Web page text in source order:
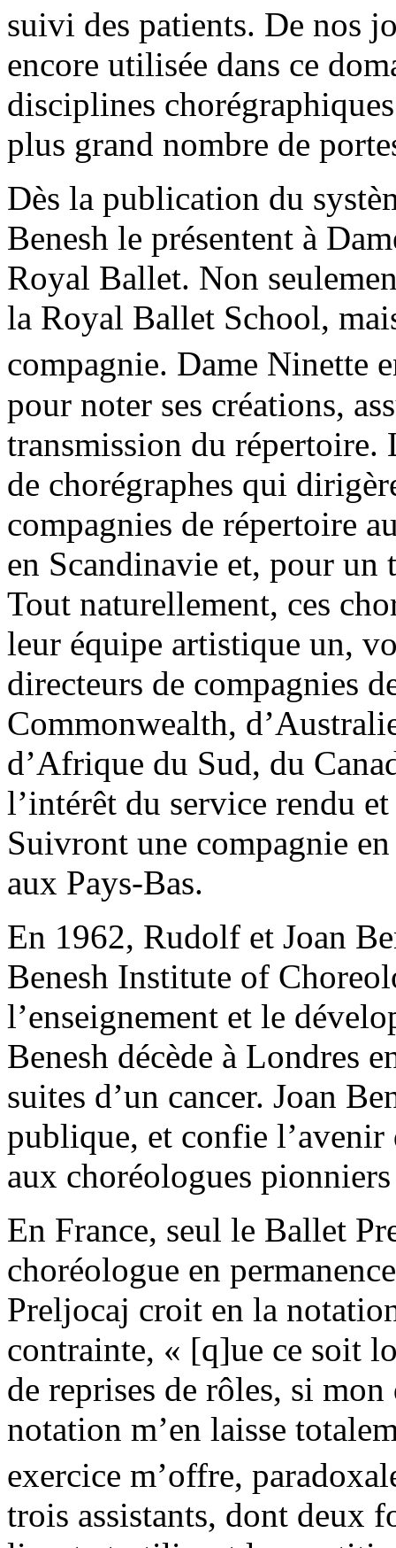
suivi des patients. De nos
encore utilisée dans ce
disciplines
plus grand nombre de
Dès la publication du
Benesh le présentent à
Royal Ballet. Non
la Royal Ballet School,
compagnie. Dame Ninette
pour noter ses créations,
transmission du
de chorégraphes qui
compagnies de répertoire
en Scandinavie et, pour
Tout naturellement, ces
leur équipe artistique un,
directeurs de compagnies
Commonwealth,
d’Afrique du Sud, du
l’intérêt du service rendu
Suivront une compagnie
aux Pays-Bas.
En 1962, Rudolf et Joan
Benesh Institute of
l’enseignement et le
Benesh décède à Londres
suites d’un cancer. Joan
publique, et confie l’avenir
aux choréologues
En France, seul le Ballet
choréologue en
Preljocaj croit en la
contrainte, « [q]ue ce soit
de reprises de rôles, si
notation m’en laisse
exercice m’offre,
trois assistants, dont deux